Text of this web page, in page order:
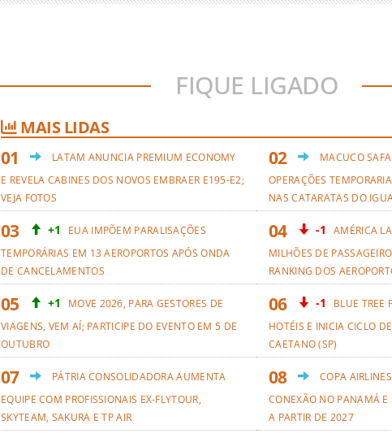
FIQUE LIGADO
MAIS LIDAS
LATAM ANUNCIA PREMIUM ECONOMY
E REVELA CABINES DOS NOVOS EMBRAER E195-E2;
VEJA FOTOS
MACUCO
OPERAÇÕES
NAS CATARATAS DO
+1
EUA IMPÕEM PARALISAÇÕES
TEMPORÁRIAS EM 13 AEROPORTOS APÓS ONDA
DE CANCELAMENTOS
-1
AMÉRICA
MILHÕES DE
RANKING DOS
+1
MOVE 2026, PARA GESTORES DE
VIAGENS, VEM AÍ; PARTICIPE DO EVENTO EM 5 DE
OUTUBRO
-1
BLUE TREE
HOTÉIS E INICIA CICLO
CAETANO (SP)
PÁTRIA CONSOLIDADORA AUMENTA
EQUIPE COM PROFISSIONAIS EX-FLYTOUR,
SKYTEAM, SAKURA E TP AIR
COPA
CONEXÃO NO PANAMÁ E
A PARTIR DE 2027